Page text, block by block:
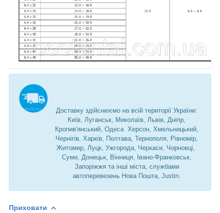
Доставку здійснюємо на всій території України:
Київ, Луганськ, Миколаїв, Львів, Дніпр,
Кропив'янський, Одеса Херсон, Хмельницький,
Чернігів, Харків, Полтава, Тернополя, Рівномір,
Житомир, Луцк, Ужгорода, Черкаси, Чорновці,
Суми, Донецьк, Вінниця, Івано-Франковськ,
Запоріжжя та інші міста, службами
автоперевезень Нова Пошта, Justin.
Приховати